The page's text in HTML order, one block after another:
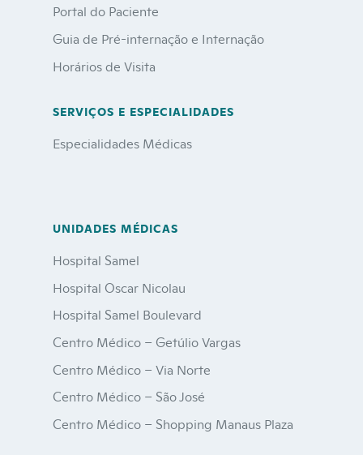
Portal do Paciente
Guia de Pré-internação e Internação
Horários de Visita
SERVIÇOS E ESPECIALIDADES
Especialidades Médicas
UNIDADES MÉDICAS
Hospital Samel
Hospital Oscar Nicolau
Hospital Samel Boulevard
Centro Médico – Getúlio Vargas
Centro Médico – Via Norte
Centro Médico – São José
Centro Médico – Shopping Manaus Plaza